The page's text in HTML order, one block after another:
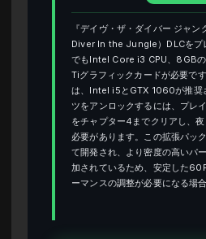
『デイヴ・ザ・ダイバー ジャ
Diver In the Jungle）DLCをプ
でもIntel Core i3 CPU、8GB
Tiグラフィックカードが必要で
は、Intel i5とGTX 1060が推奨
ツをアンロックするには、プレ
をチャプター4までクリアし、
必要があります。この拡張パッ
て開発され、より密度の高いパ
加されているため、安定した
ーマンスの調整が必要になる場